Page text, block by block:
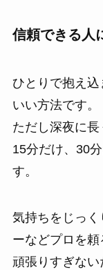
信頼できる人
ひとりで抱え
いい方法です。
ただし深夜に長
15分だけ、30
す。
気持ちをじっ
ーなどプロを頼
頑張りすぎな